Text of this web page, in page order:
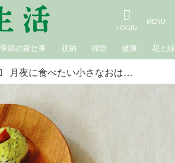
季節の家仕事 収納 掃除 健康 花と緑
月夜に食べたい小さなおはぎ 「季節のおはぎ」